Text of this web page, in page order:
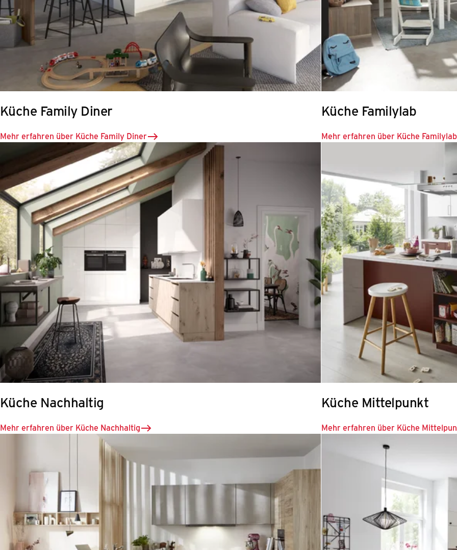
Küche Family Diner
Mehr erfahren über Küche Family Diner
Küche Familylab
Mehr erfahren über Küche Familylab
Küche Nachhaltig
Mehr erfahren über Küche Nachhaltig
Küche Mittelpunkt
Mehr erfahren über Küche